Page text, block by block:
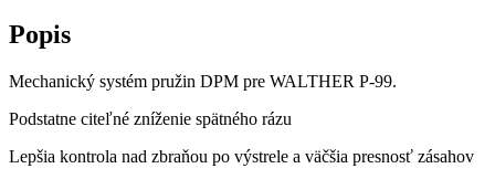
Popis
Mechanický systém pružin DPM pre WALTHER P-99.
Podstatne citeľné zníženie spätného rázu
Lepšia kontrola nad zbraňou po výstrele a väčšia presnosť zásahov